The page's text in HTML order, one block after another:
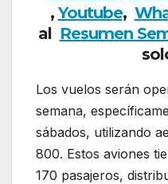
,Youtube,
al Resumen
Los vuelos serán
semana,
sábados, utilizando
800. Estos aviones
170 pasajeros,